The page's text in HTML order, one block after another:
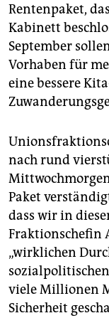
epaper login
Rentenpaket,
Kabinett
September
Vorhaben für
eine bessere
nach rund
Paket
dass wir in
Fraktionschefin
„wirklichen
viele Millionen
Sicherheit